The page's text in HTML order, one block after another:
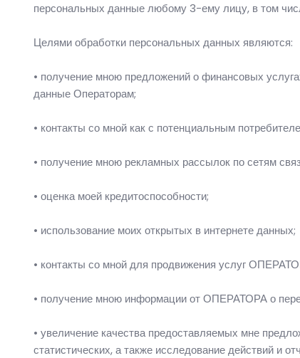
персональных данные любому 3-ему лицу, в том
Целями обработки персональных данных являются:
• получение мною предложений о финансовых
данные Операторам;
• контакты со мной как с потенциальным
• получение мною рекламных рассылок по сетям
• оценка моей кредитоспособности;
• использование моих открытых в интернете данных;
• контакты со мной для продвижения услуг
• получение мною информации от ОПЕРАТОРА о
• увеличение качества предоставляемых мне
статистических, а также исследование действий и